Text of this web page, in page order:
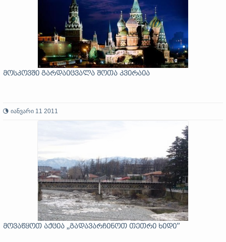
მოსკოვში გარდაიცვალა შოთა კვირაია
იანვარი 11 2011
მოვაწყოთ აქცია ,,გადავარჩინოთ თეთრი ხიდი’’